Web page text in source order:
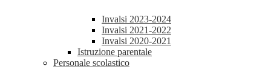
Invalsi 2023-2024
Invalsi 2021-2022
Invalsi 2020-2021
Istruzione parentale
Personale scolastico